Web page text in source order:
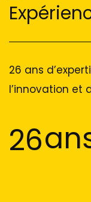
26 ans
l’innovation et
26